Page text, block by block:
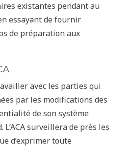
existantes pendant au
essayant de fournir
de préparation aux
avec les parties qui
par les modifications des
de son système
L’ACA surveillera de près les
d’exprimer toute